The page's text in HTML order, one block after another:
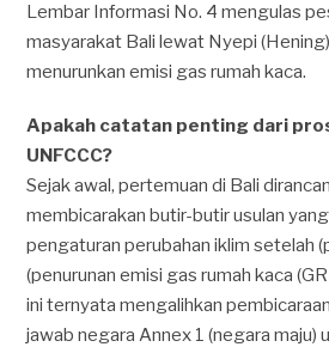
Lembar Informasi No. 4 mengulas
masyarakat Bali lewat Nyepi
menurunkan emisi gas rumah kaca.
Apakah catatan penting dari
UNFCCC?
Sejak awal, pertemuan di Bali
membicarakan butir-butir usulan
pengaturan perubahan iklim setelah
(penurunan emisi gas rumah kaca
ini ternyata mengalihkan
jawab negara Annex 1 (negara maju)